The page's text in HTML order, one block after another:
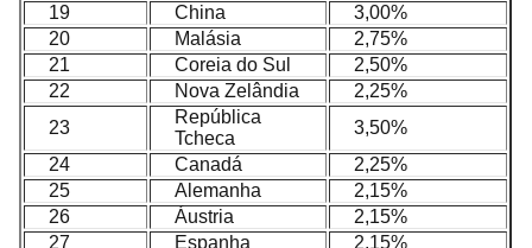
19
China
3,00%
20
Malásia
2,75%
21
Coreia do Sul
2,50%
22
Nova Zelândia
2,25%
23
República
Tcheca
3,50%
24
Canadá
2,25%
25
Alemanha
2,15%
26
Áustria
2,15%
27
Espanha
2,15%